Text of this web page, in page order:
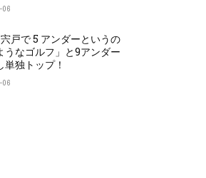
戸で 5 アンダーというの
うなゴルフ」と9アンダー
単独トップ！